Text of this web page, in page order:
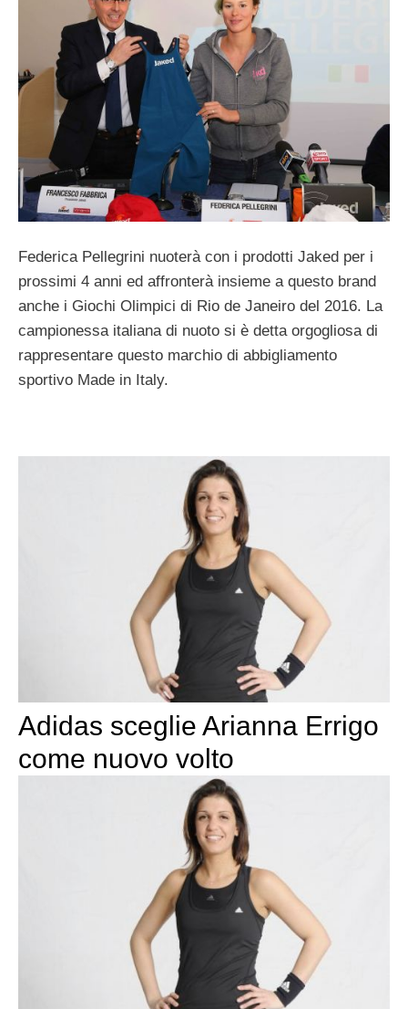
Federica Pellegrini nuoterà con i prodotti Jaked per i
prossimi 4 anni ed affronterà insieme a questo brand
anche i Giochi Olimpici di Rio de Janeiro del 2016. La
campionessa italiana di nuoto si è detta orgogliosa di
rappresentare questo marchio di abbigliamento
sportivo Made in Italy.
Adidas sceglie Arianna Errigo
come nuovo volto